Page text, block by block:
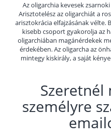
Az oligarchia kevesek
Arisztotelész az oligarchiát a
arisztokrácia elfajzásának vélte.
kisebb csoport gyakorolja az
oligarchiában magánérdekek
érdekében. Az oligarcha az
mintegy kiskirály, a saját
Szeretnél
személyre